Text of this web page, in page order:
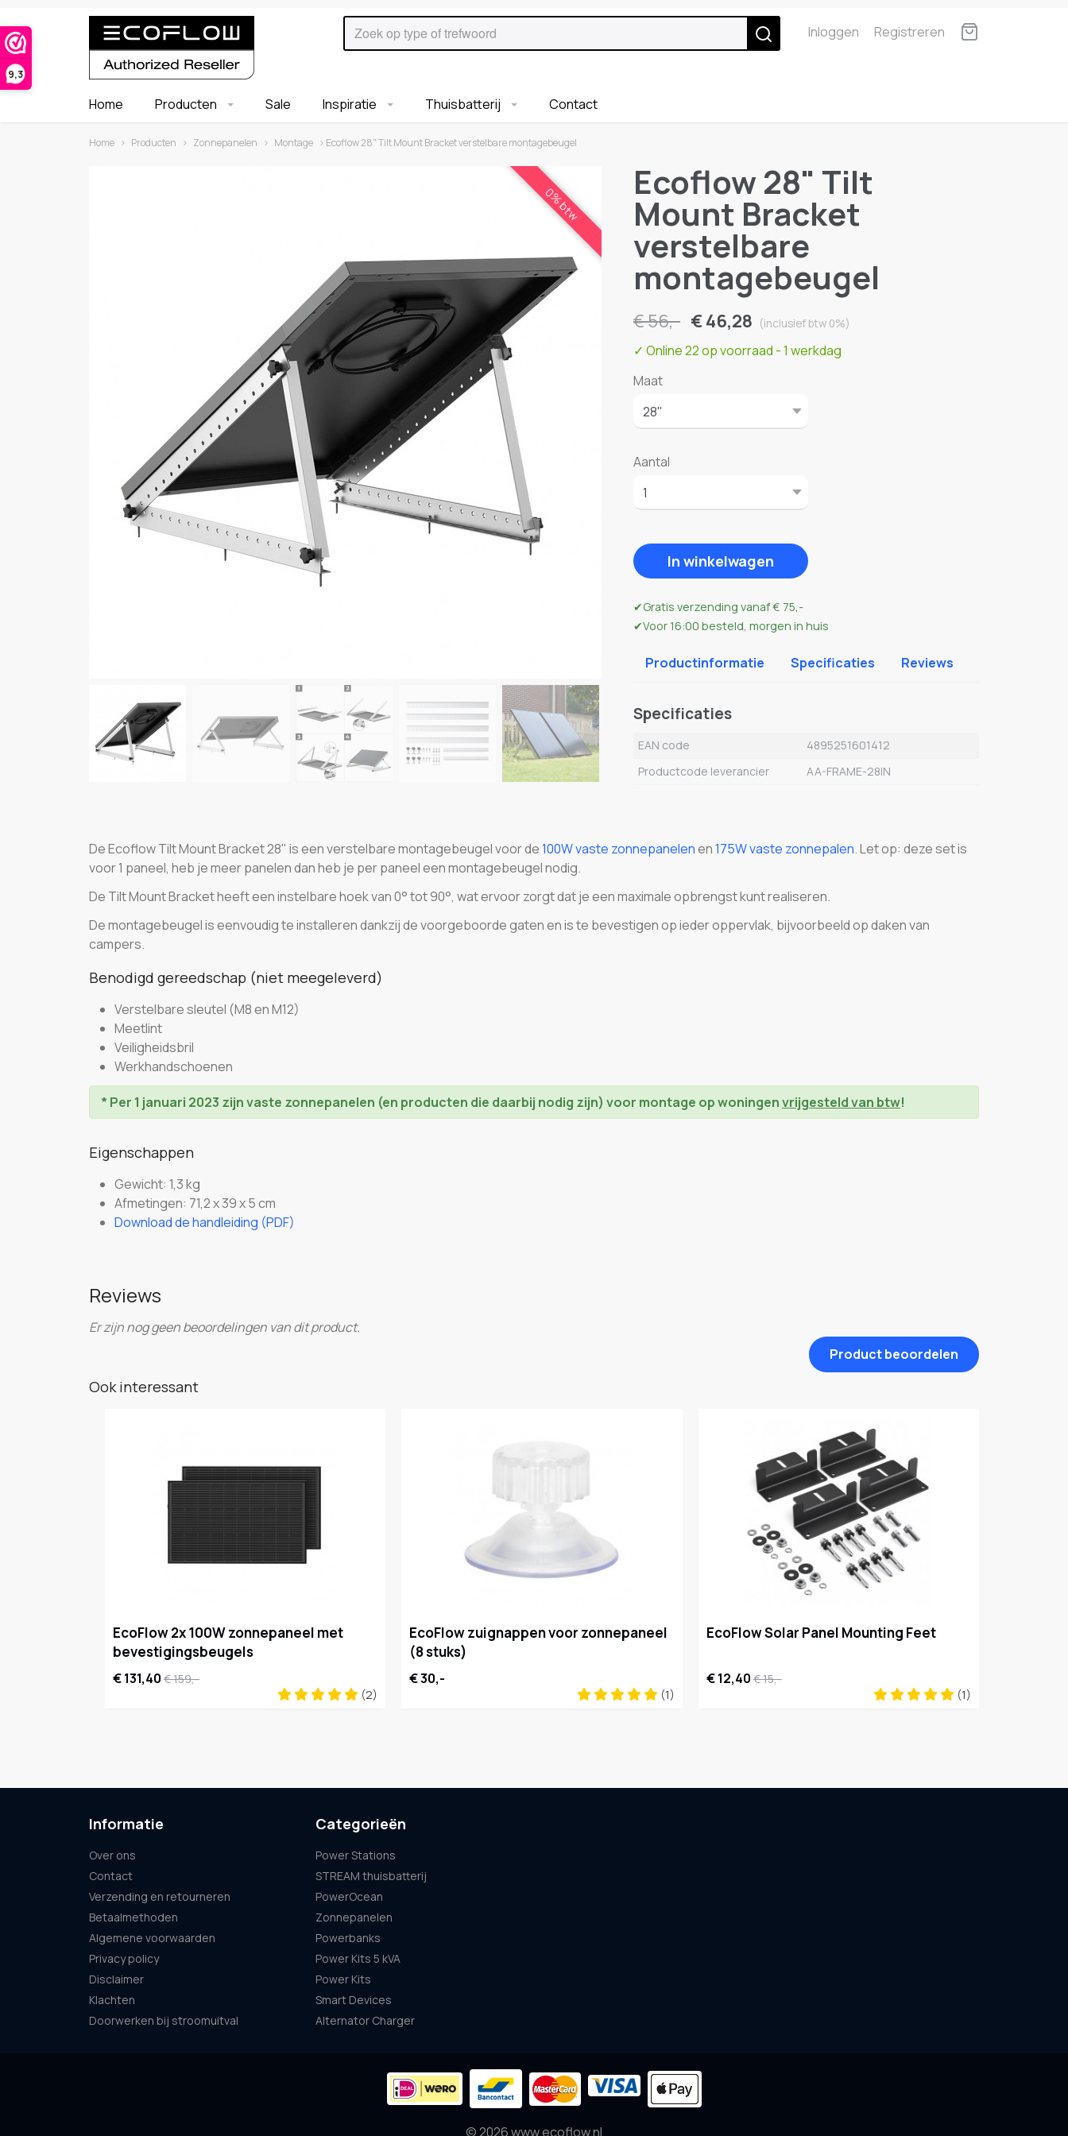
9,3
Inloggen Registreren
Home Producten Sale Inspiratie Thuisbatterij Contact
Home › Producten › Zonnepanelen › Montage › Ecoflow 28" Tilt Mount Bracket verstelbare montagebeugel
0% btw
Ecoflow 28" Tilt
Mount Bracket
verstelbare
montagebeugel
€ 56,- € 46,28 (inclusief btw 0%)
✓ Online 22 op voorraad - 1 werkdag
Maat
Aantal
In winkelwagen
Gratis verzending vanaf € 75,-
Voor 16:00 besteld, morgen in huis
Productinformatie Specificaties Reviews
Specificaties
EAN code
4895251601412
Productcode leverancier
AA-FRAME-28IN
De Ecoflow Tilt Mount Bracket 28" is een verstelbare montagebeugel voor de100W vaste zonnepanelenen175W vaste zonnepalen. Let op: deze set is
voor 1 paneel, heb je meer panelen dan heb je per paneel een montagebeugel nodig.
De Tilt Mount Bracket heeft een instelbare hoek van 0° tot 90°, wat ervoor zorgt dat je een maximale opbrengst kunt realiseren.
De montagebeugel is eenvoudig te installeren dankzij de voorgeboorde gaten en is te bevestigen op ieder oppervlak, bijvoorbeeld op daken van
campers.
Benodigd gereedschap (niet meegeleverd)
Verstelbare sleutel (M8 en M12)
Meetlint
Veiligheidsbril
Werkhandschoenen
* Per 1 januari 2023 zijn vaste zonnepanelen (en producten die daarbij nodig zijn) voor montage op woningenvrijgesteld van btw!
Eigenschappen
Gewicht: 1,3 kg
Afmetingen: 71,2 x 39 x 5 cm
Download de handleiding (PDF)
Reviews
Er zijn nog geen beoordelingen van dit product.
Product beoordelen
Ook interessant
EcoFlow 2x 100W zonnepaneel met
bevestigingsbeugels
€ 131,40 € 159,-
(2)
EcoFlow zuignappen voor zonnepaneel
(8 stuks)
€ 30,-
(1)
EcoFlow Solar Panel Mounting Feet
€ 12,40€ 15,-
(1)
Informatie
Over ons
Contact
Verzending en retourneren
Betaalmethoden
Algemene voorwaarden
Privacy policy
Disclaimer
Klachten
Doorwerken bij stroomuitval
Categorieën
Power Stations
STREAM thuisbatterij
PowerOcean
Zonnepanelen
Powerbanks
Power Kits 5 kVA
Power Kits
Smart Devices
Alternator Charger
© 2026 www.ecoflow.nl